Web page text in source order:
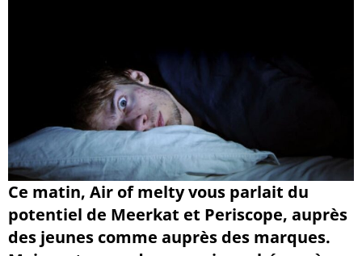
Ce matin, Air of melty vous parlait du
potentiel de Meerkat et Periscope, auprès
des jeunes comme auprès des marques.